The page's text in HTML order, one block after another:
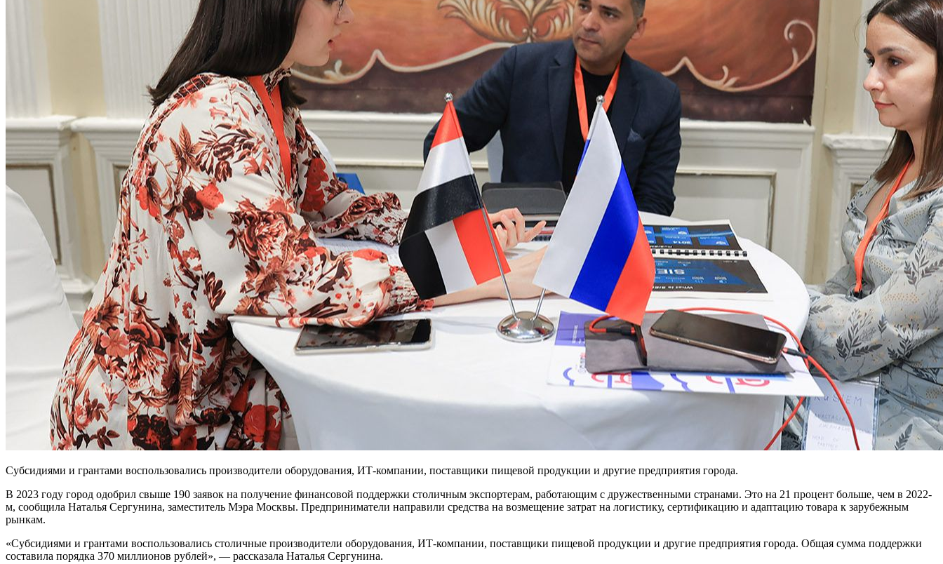
Субсидиями и грантами воспользовались производители оборудования, ИТ-компании, поставщики пищевой продукции и другие предприятия города.
В 2023 году город одобрил свыше 190 заявок на получение финансовой поддержки столичным экспортерам, работающим с дружественными странами. Это на 21 процент больше, чем в 2022-
м, сообщила Наталья Сергунина, заместитель Мэра Москвы. Предприниматели направили средства на возмещение затрат на логистику, сертификацию и адаптацию товара к зарубежным
рынкам.
«Субсидиями и грантами воспользовались столичные производители оборудования, ИТ-компании, поставщики пищевой продукции и другие предприятия города. Общая сумма поддержки
составила порядка 370 миллионов рублей», — рассказала Наталья Сергунина.